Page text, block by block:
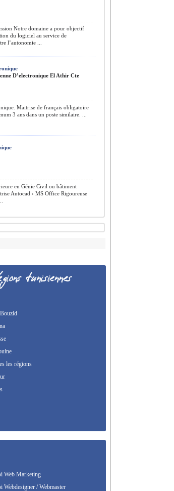
Notre domaine a pour objectif
du logiciel au service de
l’autonomie ...
D’electronique El Athir Cte
Maitrise de français obligatoire
3 ans dans un poste similaire. ...
en Génie Civil ou bâtiment
Autocad › MS Office Rigoureuse
les régions
Web Marketing
Webdesigner / Webmaster